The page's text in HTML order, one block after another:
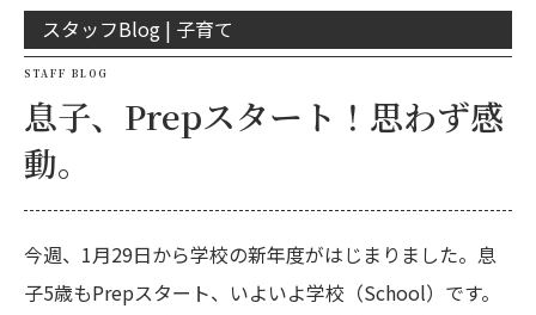
スタッフBlog | 子育て
STAFF BLOG
息子、Prepスタート！思わず感
動。
今週、1月29日から学校の新年度がはじまりました。息
子5歳もPrepスタート、いよいよ学校（School）です。